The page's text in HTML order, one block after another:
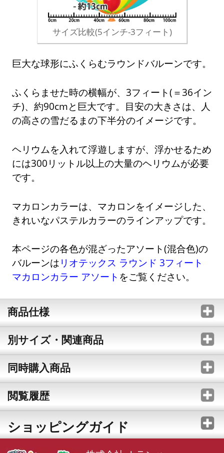
サイズ比較(5インチ-3フィート)
巨大な球形にふくらむラウンドバルーンです。
ふくらませた時の横幅が、3フィート(＝36イン
チ)、約90cmと巨大です。目安の大きさは、人
の高さの雪だるまの下半分のイメージです。
ヘリウムを入れて浮遊しますが、浮かせるため
には300リットル以上の大量のヘリウムが必要
です。
マカロンカラーは、マカロンをイメージした、
きれいなパステルカラーのラインアップです。
本ページの各色が混ざったアソート(混合色)の
バルーンは リオテックス ラウンド 3フィート
マカロンカラー アソート をご覧ください。
商品仕様
別サイズ・関連商品
同時購入商品
閲覧履歴
ショッピングガイド